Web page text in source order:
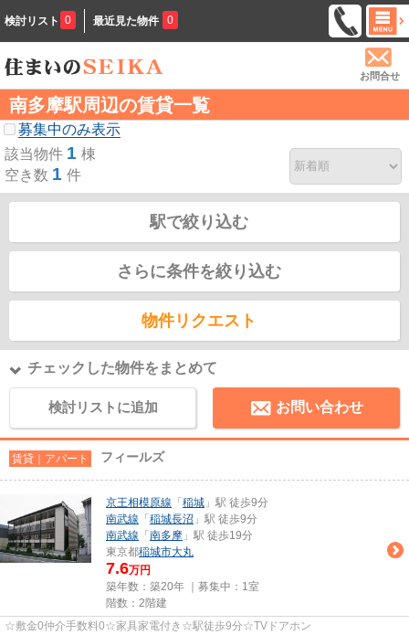
検討リスト 0 最近見た物件 0
お問合せ
南多摩駅周辺の賃貸一覧
募集中のみ表示
該当物件 1 棟
空き数 1 件
駅で絞り込む
さらに条件を絞り込む
物件リクエスト
チェックした物件をまとめて
検討リストに追加 お問い合わせ
賃貸｜アパート フィールズ
京王相模原線 「 稲城 」駅 徒歩9分
南武線 「 稲城長沼 」駅 徒歩9分
南武線 「 南多摩 」駅 徒歩19分
東京都稲城市大丸
7.6万円
築年数：築20年 ｜募集中： 1室
階数：2階建
☆敷金0仲介手数料0☆家具家電付き☆駅徒歩9分☆TVドアホン